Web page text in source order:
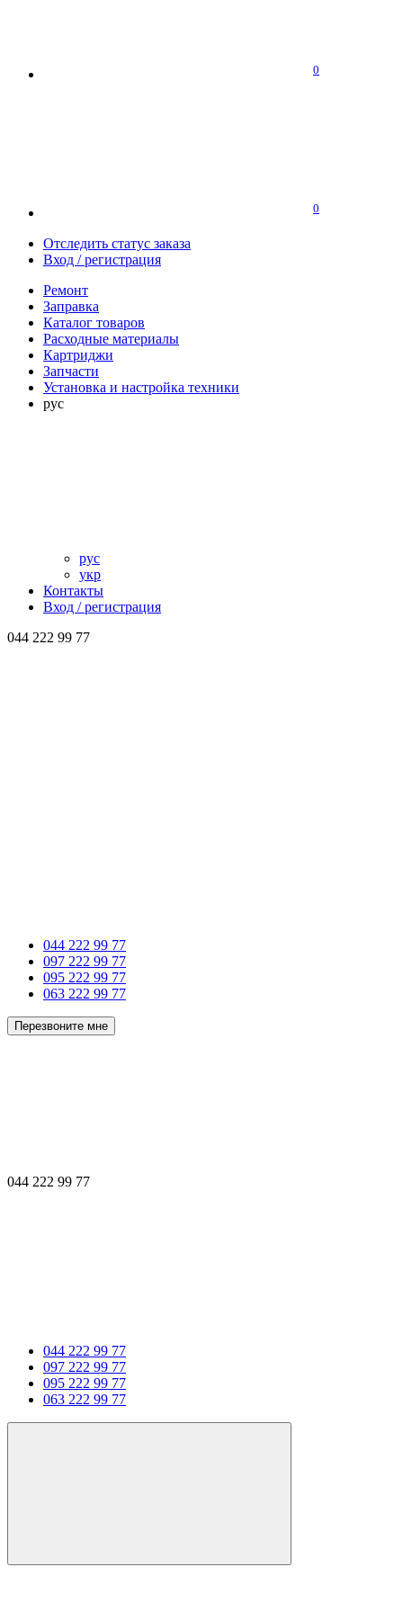
0
0
Отследить статус заказа
Вход / регистрация
Ремонт
Заправка
Каталог товаров
Расходные материалы
Картриджи
Запчасти
Установка и настройка техники
рус
рус
укр
Контакты
Вход / регистрация
044 222 99 77
044 222 99 77
097 222 99 77
095 222 99 77
063 222 99 77
Перезвоните мне
044 222 99 77
044 222 99 77
097 222 99 77
095 222 99 77
063 222 99 77